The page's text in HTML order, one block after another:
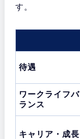
す。
待遇
ワークライフバ
ランス
キャリア・成長